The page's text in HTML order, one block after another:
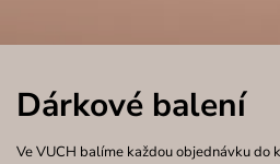
Dárkové balení
Ve VUCH balíme každou objednávku do